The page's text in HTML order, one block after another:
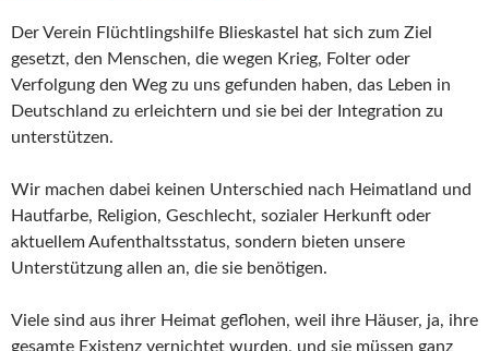
Der Verein Flüchtlingshilfe Blieskastel hat sich zum Ziel
gesetzt, den Menschen, die wegen Krieg, Folter oder
Verfolgung den Weg zu uns gefunden haben, das Leben in
Deutschland zu erleichtern und sie bei der Integration zu
unterstützen.
Wir machen dabei keinen Unterschied nach Heimatland und
Hautfarbe, Religion, Geschlecht, sozialer Herkunft oder
aktuellem Aufenthaltsstatus, sondern bieten unsere
Unterstützung allen an, die sie benötigen.
Viele sind aus ihrer Heimat geflohen, weil ihre Häuser, ja, ihre
gesamte Existenz vernichtet wurden, und sie müssen ganz